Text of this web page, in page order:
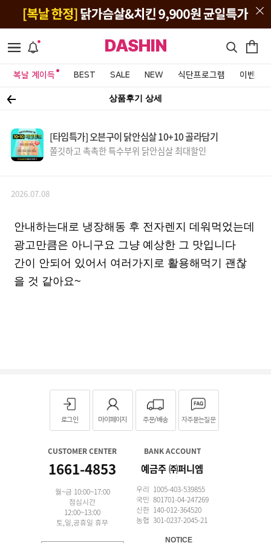
DASHIN
복날 계이득 BEST SALE NEW 식단프로그램 이벤트&
상품후기 상세
[타임특가] 오븐구이 닭안심살 10+10 골라담기
쫄깃하고 촉촉한 특수부위 닭안심살 최대할인
2026.07.08
안내하는대로 냉장해동 후 전자렌지 데워먹었는데
광고만큼은 아니구요 그냥 예상한 그 맛입니다
간이 안되어 있어서 여러가지로 활용해먹기 괜찮
을 것 같아요~
로그인 마이페이지 주문/배송 자주묻는질문
CUSTOMER CENTER
1661-4853
월~금 10:00~17:00
점심시간
12:00~13:00
토,일,공휴일 휴무
BANK ACCOUNT
예금주 ㈜퍼니엠
우리 1005-403-539855
국민 801701-04-247269
신한 140-012-364520
농협 301-0237-2045-21
NOTICE